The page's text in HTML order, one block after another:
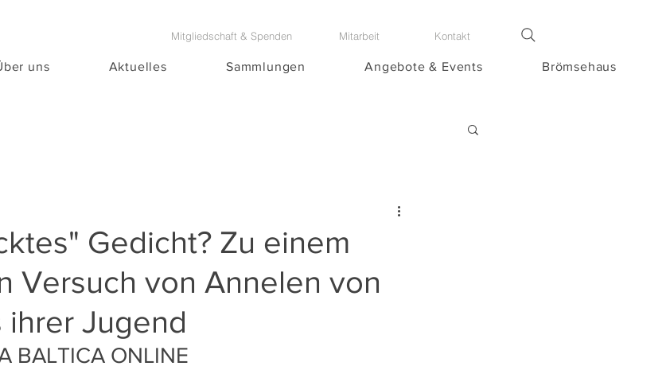
Mitarbeit Kontakt
uns Aktuelles Sammlungen Angebote & Events Brömsehaus
Mitgliedschaft & Spenden
Gedicht? Zu einem
Versuch von Annelen von
ihrer Jugend
BALTICA ONLINE